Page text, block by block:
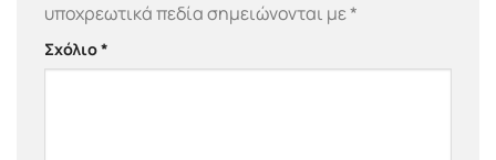
υποχρεωτικά πεδία σημειώνονται με*
Σχόλιο*